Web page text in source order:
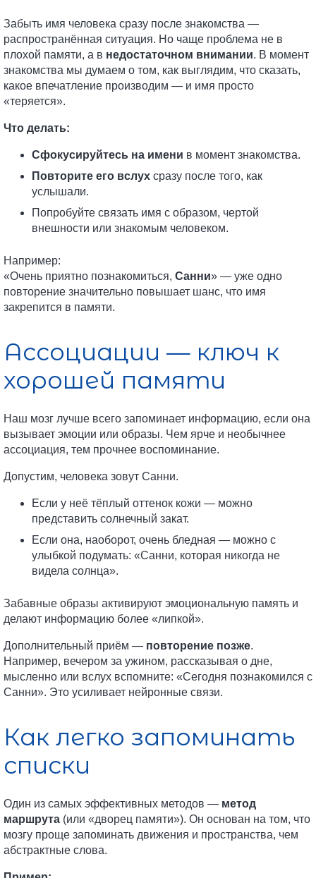
Забыть имя человека сразу после знакомства —
распространённая ситуация. Но чаще проблема не в
плохой памяти, а в недостаточном внимании. В момент
знакомства мы думаем о том, как выглядим, что сказать,
какое впечатление производим — и имя просто
«теряется».
Что делать:
Сфокусируйтесь на имени в момент знакомства.
Повторите его вслух сразу после того, как
услышали.
Попробуйте связать имя с образом, чертой
внешности или знакомым человеком.
Например:
«Очень приятно познакомиться, Санни» — уже одно
повторение значительно повышает шанс, что имя
закрепится в памяти.
Ассоциации — ключ к
хорошей памяти
Наш мозг лучше всего запоминает информацию, если она
вызывает эмоции или образы. Чем ярче и необычнее
ассоциация, тем прочнее воспоминание.
Допустим, человека зовут Санни.
Если у неё тёплый оттенок кожи — можно
представить солнечный закат.
Если она, наоборот, очень бледная — можно с
улыбкой подумать: «Санни, которая никогда не
видела солнца».
Забавные образы активируют эмоциональную память и
делают информацию более «липкой».
Дополнительный приём — повторение позже.
Например, вечером за ужином, рассказывая о дне,
мысленно или вслух вспомните: «Сегодня познакомился с
Санни». Это усиливает нейронные связи.
Как легко запоминать
списки
Один из самых эффективных методов — метод
маршрута (или «дворец памяти»). Он основан на том, что
мозгу проще запоминать движения и пространства, чем
абстрактные слова.